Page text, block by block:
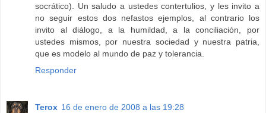
socrático). Un saludo a ustedes contertulios, y les invito a
no seguir estos dos nefastos ejemplos, al contrario los
invito al diálogo, a la humildad, a la conciliación, por
ustedes mismos, por nuestra sociedad y nuestra patria,
que es modelo al mundo de paz y tolerancia.
Responder
Terox 16 de enero de 2008 a las 19:28